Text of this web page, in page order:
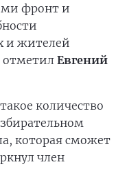
фронт и
и жителей
отметилЕвгений
количество
которая сможет
член